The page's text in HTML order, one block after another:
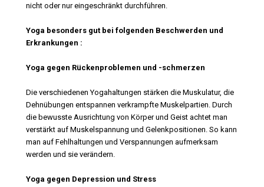
nicht oder nur eingeschränkt durchführen.
Yoga besonders gut bei folgenden Beschwerden und
Erkrankungen :
Yoga gegen Rückenproblemen und -schmerzen
Die verschiedenen Yogahaltungen stärken die Muskulatur, die
Dehnübungen entspannen verkrampfte Muskelpartien. Durch
die bewusste Ausrichtung von Körper und Geist achtet man
verstärkt auf Muskelspannung und Gelenkpositionen. So kann
man auf Fehlhaltungen und Verspannungen aufmerksam
werden und sie verändern.
Yoga gegen Depression und Stress